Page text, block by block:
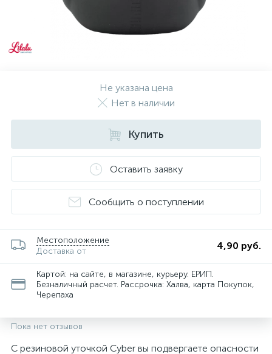
Не указана цена
Нет в наличии
Купить
Оставить заявку
Сообщить о поступлении
Местоположение
Доставка от
4,90 руб.
Картой: на сайте, в магазине, курьеру. ЕРИП.
Безналичный расчет. Рассрочка: Халва, карта Покупок,
Черепаха
Пока нет отзывов
С резиновой уточкой Cyber ​​вы подвергаете опасности